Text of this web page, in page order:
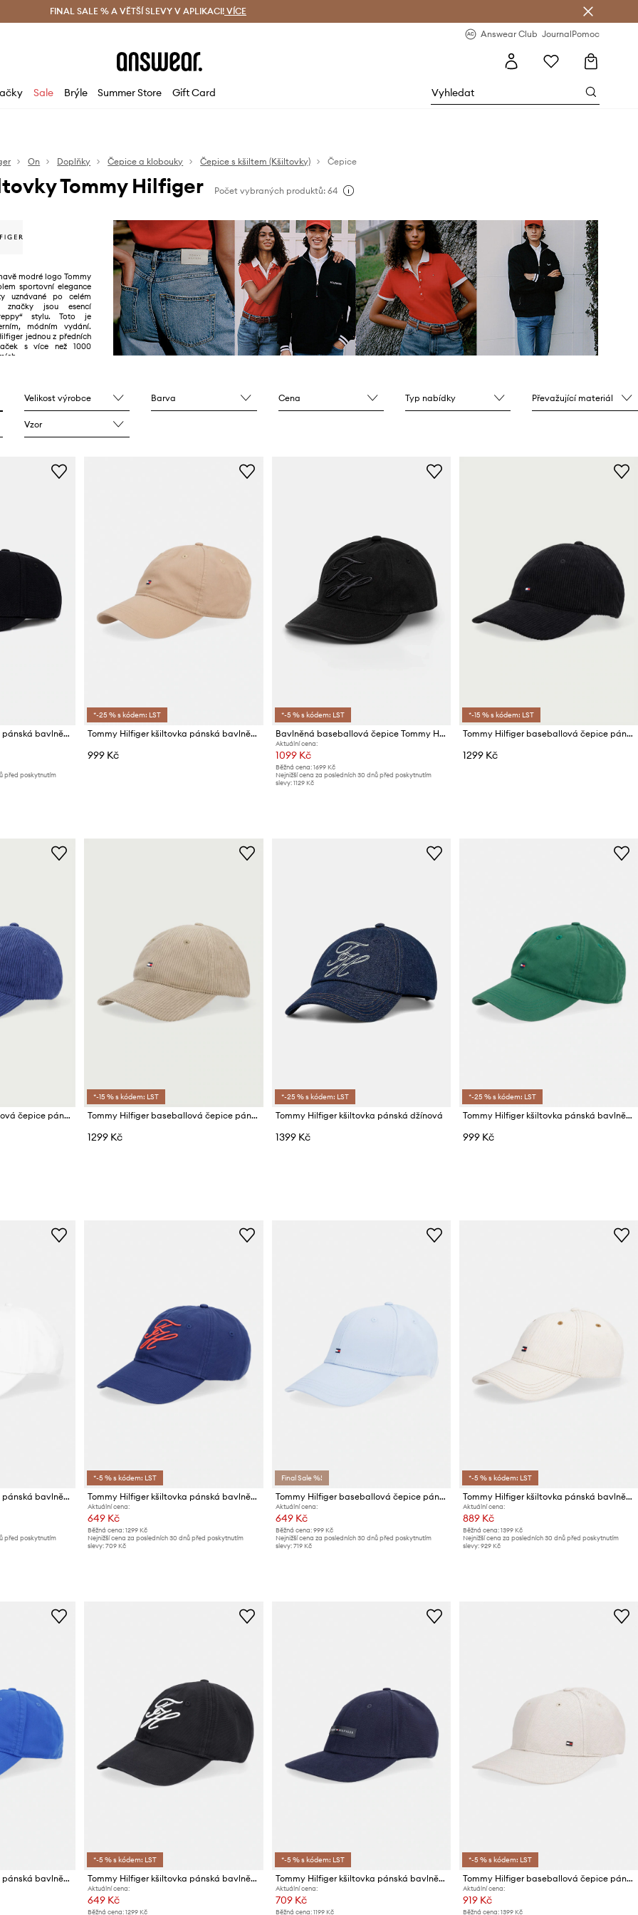
zdarma (od 1800 Kč) Doručení i do 24 h
FINAL SALE % A VĚTŠÍ SLEVY V APLIKACI! VÍCE
Answear Club JournalPomoc
Sale Brýle Summer Store Gift Card
On Doplňky Čepice a klobouky Čepice s kšiltem (Kšiltovky) Čepice
Tommy Hilfiger Počet vybraných produktů: 64
modré logo Tommy
sportovní elegance
uznávané po celém
značky jsou esencí
stylu. Toto je
módním vydání.
jednou z předních
s více než 1000
Velikost výrobce Barva Cena Typ nabídky Převažující materiál
Vzor
Tommy Hilfiger kšiltovka pánská bavlněná
před poskytnutím
*-25 % s kódem: LST
Tommy Hilfiger kšiltovka pánská bavlněná
999 Kč
*-5 % s kódem: LST
Bavlněná baseballová čepice Tommy Hilfiger
Aktuální cena:
1099 Kč
Běžná cena: 1699 Kč
Nejnižší cena za posledních 30 dnů před poskytnutím
slevy: 1129 Kč
*-15 % s kódem: LST
Tommy Hilfiger baseballová čepice pánská manšestrová
1299 Kč
Tommy Hilfiger baseballová čepice pánská manšestrová
*-15 % s kódem: LST
Tommy Hilfiger baseballová čepice pánská manšestrová
1299 Kč
*-25 % s kódem: LST
Tommy Hilfiger kšiltovka pánská džínová
1399 Kč
*-25 % s kódem: LST
Tommy Hilfiger kšiltovka pánská bavlněná
999 Kč
Tommy Hilfiger kšiltovka pánská bavlněná SUMMER
před poskytnutím
*-5 % s kódem: LST
Tommy Hilfiger kšiltovka pánská bavlněná SUMMER
Aktuální cena:
649 Kč
Běžná cena: 1299 Kč
Nejnižší cena za posledních 30 dnů před poskytnutím
slevy: 709 Kč
Final Sale %!
Tommy Hilfiger baseballová čepice pánská bavlněná
Aktuální cena:
649 Kč
Běžná cena: 999 Kč
Nejnižší cena za posledních 30 dnů před poskytnutím
slevy: 719 Kč
*-5 % s kódem: LST
Tommy Hilfiger kšiltovka pánská bavlněná
Aktuální cena:
889 Kč
Běžná cena: 1399 Kč
Nejnižší cena za posledních 30 dnů před poskytnutím
slevy: 929 Kč
Tommy Hilfiger kšiltovka pánská bavlněná
*-5 % s kódem: LST
Tommy Hilfiger kšiltovka pánská bavlněná SUMMER
Aktuální cena:
649 Kč
Běžná cena: 1299 Kč
*-5 % s kódem: LST
Tommy Hilfiger kšiltovka pánská bavlněná
Aktuální cena:
709 Kč
Běžná cena: 1199 Kč
*-5 % s kódem: LST
Tommy Hilfiger baseballová čepice pánská bavlněná
Aktuální cena:
919 Kč
Běžná cena: 1399 Kč